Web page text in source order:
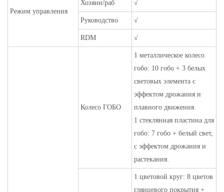
Режим управления
Хозяин/раб √
Руководство √
RDM √
Колесо ГОБО
1 металлическое колесо
гобо: 10 гобо + 3 белых
световых элемента с
эффектом дрожания и
плавного движения.
1 стеклянная пластина для
гобо: 7 гобо + белый свет,
с эффектом дрожания и
растекания.
1 цветовой круг: 8 цветов
глянцевого покрытия +